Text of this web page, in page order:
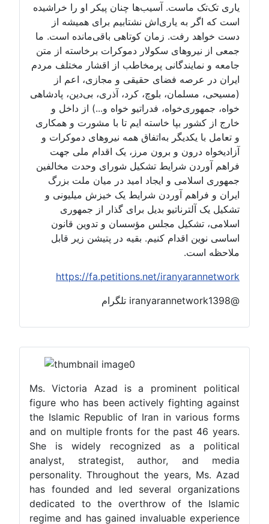
Ms. Victoria Azad is a prominent political
figure who has been actively fighting against
the Islamic Republic of Iran in various forms
and on multiple fronts for the past 46 years.
She is widely recognized as a political
analyst, strategist, author, and media
personality. Throughout the years, Ms. Azad
has founded and led several organizations
dedicated to the overthrow of the Islamic
regime and has gained invaluable experience
یاری تک‌تک ماست. آسیب‌ها چنان پیکر او را خراشیده
است که اگر به یاری‌اش نشتابیم برای همیشه از
دست خواهد رفت. زمان کوتاهی باقی‌مانده است. ما
جمعی از نیروهای سکولار دموکرات برخاسته از متن
جامعه و نمایندگانی پرمخاطب از اقشار مختلف مردم
ایران در عرصه فضای حقیقی و مجازی، اعم از
(مسیحی، مسلمان، بلوچ، کرد، آذری، بی‌دین، پادشاهی
خواه، جمهوری‌خواه، فدراتیو خواه و...) از داخل و
خارج از کشور بپا خاسته ایم تا با مشورت و همکاری
و تعامل با یکدیگر به‌اتفاق همه نیروهای دموکرات و
آزادیخواه درون و برون مرز، یک اقدام ملی جهت
فراهم آوردن شرایط تشکیل شورای وحدت مخالفین
جمهوری اسلامی و ایجاد امید در میان ملت بزرگ
ایران و فراهم آوردن شرایط یک خیزش میلیونی و
تشکیل یک آلترناتیو بدیل برای گذار از جمهوری
اسلامی، تشکیل مجلس مؤسسان و تدوین قانون
اساسی نوین اقدام کنیم. بقیه در پتیشن زیر قابل
ملاحظه است.
https://fa.petitions.net/iranyarannetwork